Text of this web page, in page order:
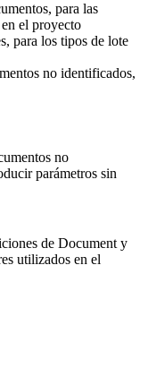
para las
el proyecto
para los tipos de lote
no identificados,
no
parámetros sin
de Document y
utilizados en el